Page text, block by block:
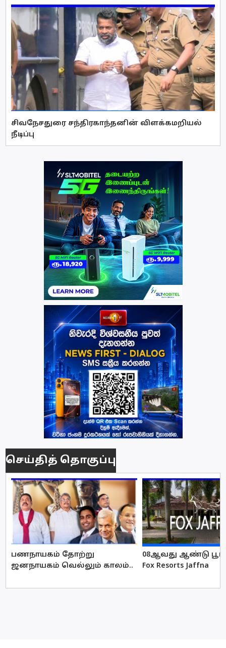
சிவநேசதுரை சந்திரகாந்தனின் விளக்கமறியல்
நீடிப்பு
செய்தித் தொகுப்பு
பணநாயகம் தோற்று
ஜனநாயகம் வெல்லும் காலம்..
08ஆவது ஆண்டு
Fox Resorts Jaffna